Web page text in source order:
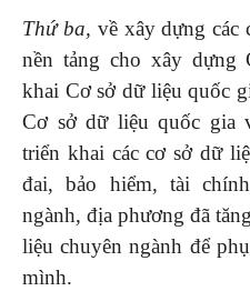
Thứ ba, về xây dựng các
nền tảng cho xây dựng
khai Cơ sở dữ liệu quốc
Cơ sở dữ liệu quốc gia
triển khai các cơ sở dữ
đai, bảo hiểm, tài
ngành, địa phương đã
liệu chuyên ngành để
mình.